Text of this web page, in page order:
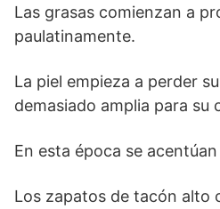
Las grasas comienzan a
paulatinamente.
La piel empieza a perder
demasiado amplia para su
En esta época se
Los zapatos de tacón alto